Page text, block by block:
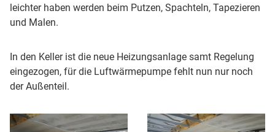
leichter haben werden beim Putzen, Spachteln, Tapezieren
und Malen.
In den Keller ist die neue Heizungsanlage samt Regelung
eingezogen, für die Luftwärmepumpe fehlt nun nur noch
der Außenteil.